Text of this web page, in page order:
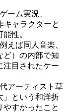
ーム実況、
キャラクターと
性。
えば同人音楽、
ど）の内部で知
注目されたケー
アーティスト草
」という和洋折
すかったこと